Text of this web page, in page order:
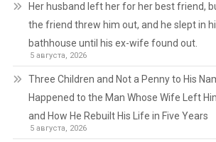
Her husband left her for her best friend,
the friend threw him out, and he slept in
bathhouse until his ex-wife found out.
5 августа, 2026
Three Children and Not a Penny to His
Happened to the Man Whose Wife Left
and How He Rebuilt His Life in Five Years
5 августа, 2026